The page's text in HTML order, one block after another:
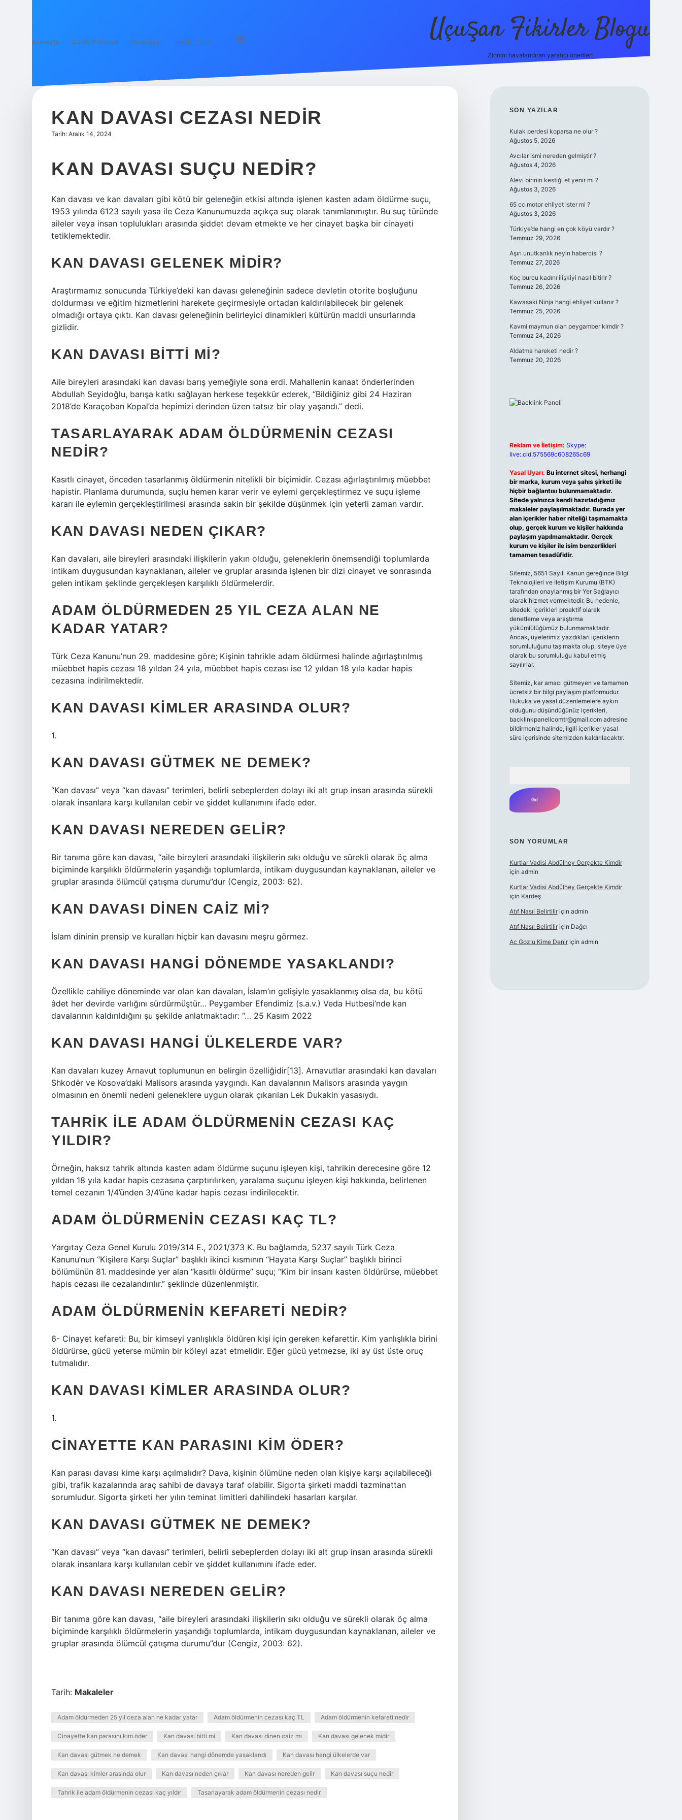
Anasayfa Gizlilik Politikası Yasal Uyarı Hakkımızda Uçuşan Fikirler Blogu
Zihnini havalandıran yaratıcı öneriler!
KAN DAVASI CEZASI NEDIR
Tarih: Aralık 14, 2024
KAN DAVASI SUÇU NEDIR?
Kan davası ve kan davaları gibi kötü bir geleneğin etkisi altında işlenen kasten adam öldürme suçu,
1953 yılında 6123 sayılı yasa ile Ceza Kanunumuzda açıkça suç olarak tanımlanmıştır. Bu suç türünde
aileler veya insan toplulukları arasında şiddet devam etmekte ve her cinayet başka bir cinayeti
tetiklemektedir.
KAN DAVASI GELENEK MIDIR?
Araştırmamız sonucunda Türkiye’deki kan davası geleneğinin sadece devletin otorite boşluğunu
doldurması ve eğitim hizmetlerini harekete geçirmesiyle ortadan kaldırılabilecek bir gelenek
olmadığı ortaya çıktı. Kan davası geleneğinin belirleyici dinamikleri kültürün maddi unsurlarında
gizlidir.
KAN DAVASI BITTI MI?
Aile bireyleri arasındaki kan davası barış yemeğiyle sona erdi. Mahallenin kanaat önderlerinden
Abdullah Seyidoğlu, barışa katkı sağlayan herkese teşekkür ederek, “Bildiğiniz gibi 24 Haziran
2018’de Karaçoban Kopal’da hepimizi derinden üzen tatsız bir olay yaşandı.” dedi.
TASARLAYARAK ADAM ÖLDÜRMENIN CEZASI
NEDIR?
Kasıtlı cinayet, önceden tasarlanmış öldürmenin nitelikli bir biçimidir. Cezası ağırlaştırılmış müebbet
hapistir. Planlama durumunda, suçlu hemen karar verir ve eylemi gerçekleştirmez ve suçu işleme
kararı ile eylemin gerçekleştirilmesi arasında sakin bir şekilde düşünmek için yeterli zaman vardır.
KAN DAVASI NEDEN ÇIKAR?
Kan davaları, aile bireyleri arasındaki ilişkilerin yakın olduğu, geleneklerin önemsendiği toplumlarda
intikam duygusundan kaynaklanan, aileler ve gruplar arasında işlenen bir dizi cinayet ve sonrasında
gelen intikam şeklinde gerçekleşen karşılıklı öldürmelerdir.
ADAM ÖLDÜRMEDEN 25 YIL CEZA ALAN NE
KADAR YATAR?
Türk Ceza Kanunu’nun 29. maddesine göre; Kişinin tahrikle adam öldürmesi halinde ağırlaştırılmış
müebbet hapis cezası 18 yıldan 24 yıla, müebbet hapis cezası ise 12 yıldan 18 yıla kadar hapis
cezasına indirilmektedir.
KAN DAVASI KIMLER ARASINDA OLUR?
1.
KAN DAVASI GÜTMEK NE DEMEK?
“Kan davası” veya “kan davası” terimleri, belirli sebeplerden dolayı iki alt grup insan arasında sürekli
olarak insanlara karşı kullanılan cebir ve şiddet kullanımını ifade eder.
KAN DAVASI NEREDEN GELIR?
Bir tanıma göre kan davası, “aile bireyleri arasındaki ilişkilerin sıkı olduğu ve sürekli olarak öç alma
biçiminde karşılıklı öldürmelerin yaşandığı toplumlarda, intikam duygusundan kaynaklanan, aileler ve
gruplar arasında ölümcül çatışma durumu”dur (Cengiz, 2003: 62).
KAN DAVASI DINEN CAIZ MI?
İslam dininin prensip ve kuralları hiçbir kan davasını meşru görmez.
KAN DAVASI HANGI DÖNEMDE YASAKLANDI?
Özellikle cahiliye döneminde var olan kan davaları, İslam’ın gelişiyle yasaklanmış olsa da, bu kötü
âdet her devirde varlığını sürdürmüştür… Peygamber Efendimiz (s.a.v.) Veda Hutbesi’nde kan
davalarının kaldırıldığını şu şekilde anlatmaktadır: “… 25 Kasım 2022
KAN DAVASI HANGI ÜLKELERDE VAR?
Kan davaları kuzey Arnavut toplumunun en belirgin özelliğidir[13]. Arnavutlar arasındaki kan davaları
Shkodër ve Kosova’daki Malisors arasında yaygındı. Kan davalarının Malisors arasında yaygın
olmasının en önemli nedeni geleneklere uygun olarak çıkarılan Lek Dukakin yasasıydı.
TAHRIK ILE ADAM ÖLDÜRMENIN CEZASI KAÇ
YILDIR?
Örneğin, haksız tahrik altında kasten adam öldürme suçunu işleyen kişi, tahrikin derecesine göre 12
yıldan 18 yıla kadar hapis cezasına çarptırılırken, yaralama suçunu işleyen kişi hakkında, belirlenen
temel cezanın 1/4’ünden 3/4’üne kadar hapis cezası indirilecektir.
ADAM ÖLDÜRMENIN CEZASI KAÇ TL?
Yargıtay Ceza Genel Kurulu 2019/314 E., 2021/373 K. Bu bağlamda, 5237 sayılı Türk Ceza
Kanunu’nun “Kişilere Karşı Suçlar” başlıklı ikinci kısmının “Hayata Karşı Suçlar” başlıklı birinci
bölümünün 81. maddesinde yer alan “kasıtlı öldürme” suçu; “Kim bir insanı kasten öldürürse, müebbet
hapis cezası ile cezalandırılır.” şeklinde düzenlenmiştir.
ADAM ÖLDÜRMENIN KEFARETI NEDIR?
6- Cinayet kefareti: Bu, bir kimseyi yanlışlıkla öldüren kişi için gereken kefarettir. Kim yanlışlıkla birini
öldürürse, gücü yeterse mümin bir köleyi azat etmelidir. Eğer gücü yetmezse, iki ay üst üste oruç
tutmalıdır.
KAN DAVASI KIMLER ARASINDA OLUR?
1.
CINAYETTE KAN PARASINI KIM ÖDER?
Kan parası davası kime karşı açılmalıdır? Dava, kişinin ölümüne neden olan kişiye karşı açılabileceği
gibi, trafik kazalarında araç sahibi de davaya taraf olabilir. Sigorta şirketi maddi tazminattan
sorumludur. Sigorta şirketi her yılın teminat limitleri dahilindeki hasarları karşılar.
KAN DAVASI GÜTMEK NE DEMEK?
“Kan davası” veya “kan davası” terimleri, belirli sebeplerden dolayı iki alt grup insan arasında sürekli
olarak insanlara karşı kullanılan cebir ve şiddet kullanımını ifade eder.
KAN DAVASI NEREDEN GELIR?
Bir tanıma göre kan davası, “aile bireyleri arasındaki ilişkilerin sıkı olduğu ve sürekli olarak öç alma
biçiminde karşılıklı öldürmelerin yaşandığı toplumlarda, intikam duygusundan kaynaklanan, aileler ve
gruplar arasında ölümcül çatışma durumu”dur (Cengiz, 2003: 62).
Tarih: Makaleler
Adam öldürmeden 25 yıl ceza alan ne kadar yatar Adam öldürmenin cezası kaç TL Adam öldürmenin kefareti nedir
Cinayette kan parasını kim öder Kan davası bitti mi Kan davası dinen caiz mi Kan davası gelenek midir
Kan davası gütmek ne demek Kan davası hangi dönemde yasaklandı Kan davası hangi ülkelerde var
Kan davası kimler arasında olur Kan davası neden çıkar Kan davası nereden gelir Kan davası suçu nedir
Tahrik ile adam öldürmenin cezası kaç yıldır Tasarlayarak adam öldürmenin cezası nedir
SIDEBAR
SON YAZILAR
Kulak perdesi koparsa ne olur ?
Ağustos 5, 2026
Avcılar ismi nereden gelmiştir ?
Ağustos 4, 2026
Alevi birinin kestiği et yenir mi ?
Ağustos 3, 2026
65 cc motor ehliyet ister mi ?
Ağustos 3, 2026
Türkiye’de hangi en çok köyü vardır ?
Temmuz 29, 2026
Aşırı unutkanlık neyin habercisi ?
Temmuz 27, 2026
Koç burcu kadını ilişkiyi nasıl bitirir ?
Temmuz 26, 2026
Kawasaki Ninja hangi ehliyet kullanır ?
Temmuz 25, 2026
Kavmi maymun olan peygamber kimdir ?
Temmuz 24, 2026
Aldatma hareketi nedir ?
Temmuz 20, 2026
Reklam ve İletişim: Skype:
live:.cid.575569c608265c69
Yasal Uyarı: Bu internet sitesi, herhangi
bir marka, kurum veya şahıs şirketi ile
hiçbir bağlantısı bulunmamaktadır.
Sitede yalnızca kendi hazırladığımız
makaleler paylaşılmaktadır. Burada yer
alan içerikler haber niteliği taşımamakta
olup, gerçek kurum ve kişiler hakkında
paylaşım yapılmamaktadır. Gerçek
kurum ve kişiler ile isim benzerlikleri
tamamen tesadüfidir.
Sitemiz, 5651 Sayılı Kanun gereğince Bilgi
Teknolojileri ve İletişim Kurumu (BTK)
tarafından onaylanmış bir Yer Sağlayıcı
olarak hizmet vermektedir. Bu nedenle,
sitedeki içerikleri proaktif olarak
denetleme veya araştırma
yükümlülüğümüz bulunmamaktadır.
Ancak, üyelerimiz yazdıkları içeriklerin
sorumluluğunu taşımakta olup, siteye üye
olarak bu sorumluluğu kabul etmiş
sayılırlar.
Sitemiz, kar amacı gütmeyen ve tamamen
ücretsiz bir bilgi paylaşım platformudur.
Hukuka ve yasal düzenlemelere aykırı
olduğunu düşündüğünüz içerikleri,
backlinkpanelicomtr@gmail.comadresine
bildirmeniz halinde, ilgili içerikler yasal
süre içerisinde sitemizden kaldırılacaktır.
SON YORUMLAR
Kurtlar Vadisi Abdülhey Gerçekte Kimdir
için admin
Kurtlar Vadisi Abdülhey Gerçekte Kimdir
için Kardeş
Atıf Nasıl Belirtiliriçin admin
Atıf Nasıl Belirtiliriçin Dağcı
Ac Gozlu Kime Deniriçin admin